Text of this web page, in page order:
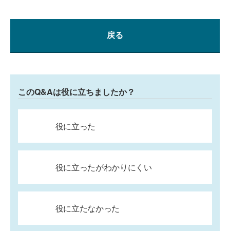
戻る
このQ&Aは役に立ちましたか？
役に立った
役に立ったがわかりにくい
役に立たなかった